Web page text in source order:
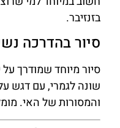
בזנזיבר.
סיור בהדרכה
סיור מיוחד שמודרך על
שונה לגמרי, עם דגש
והמסורות של האי.